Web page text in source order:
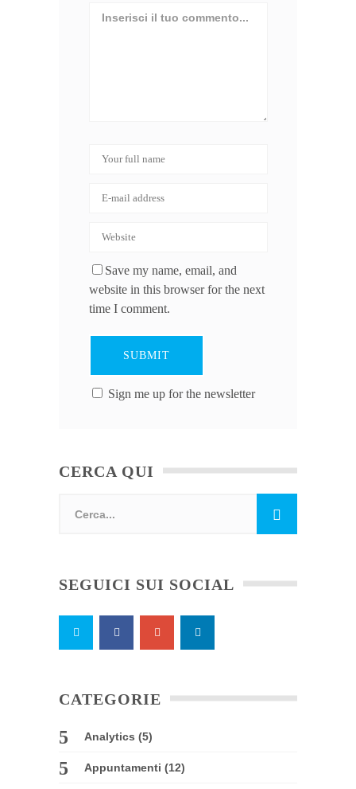
Save my name, email, and
website in this browser for the next
time I comment.
Sign me up for the newsletter
CERCA QUI
SEGUICI SUI SOCIAL
CATEGORIE
Analytics (5)
Appuntamenti (12)